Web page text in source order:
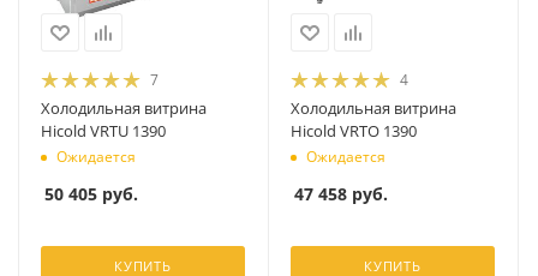
7
Холодильная витрина
Hicold VRTU 1390
Ожидается
50 405 руб.
КУПИТЬ
4
Холодильная витрина
Hicold VRTO 1390
Ожидается
47 458 руб.
КУПИТЬ